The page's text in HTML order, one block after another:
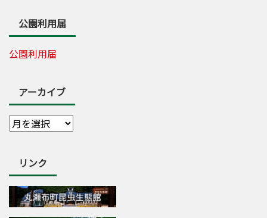
公園利用届
公園利用届
アーカイブ
リンク